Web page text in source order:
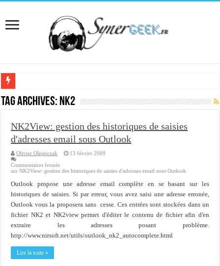
[Interview] Martial Auroy, professionnel du monde Microsoft
Supprimer une boite partagée avec outlook 2010 ou 2013 (environnement
Veille technologique du 13-02-2016
Veille technologique du 23/01/2016
Veille technologique du 17-01-2016
Bonne année 2016 et rétro 2015
Memento - Centos revenir en arrière après un yum update
Importer du contenu XML dans une table SQL serveur
OnlyOffice, une solution CRM/Gestion documents et plus encore...
Tag Archives: nk2
NK2View: gestion des historiques de saisies
d'adresses email sous Outlook
Olivier Olejniczak
13 février 2009
Commentaires fermés
sur NK2View: gestion des historiques de saisies d'adresses email sous Outlook
Outlook propose une adresse email complète en se basant sur les
historiques de saisies. Si par erreur, vous avez saisi une adresse erronée,
Outlook vous la proposera sans cesse. Ces entrées sont stockées dans un
fichier NK2 et NK2view permet d'éditer le contenu de fichier afin d'en
extraire les adresses posant problème.
http://www.nirsoft.net/utils/outlook_nk2_autocomplete.html
Lire la suite »